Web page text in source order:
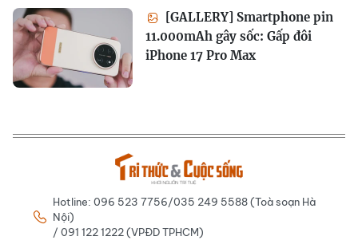
[GALLERY] Smartphone pin
11.000mAh gây sốc: Gấp đôi
iPhone 17 Pro Max
Hotline: 096 523 7756/035 249 5588 (Toà soạn Hà
Nội)
/ 091 122 1222 (VPĐD TPHCM)